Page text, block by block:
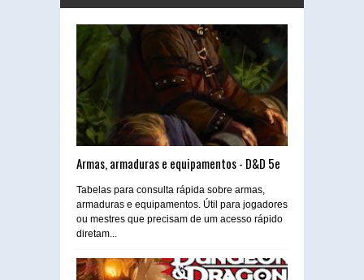
Armas, armaduras e equipamentos - D&D 5e
Tabelas para consulta rápida sobre armas,
armaduras e equipamentos. Útil para jogadores
ou mestres que precisam de um acesso rápido
diretam...